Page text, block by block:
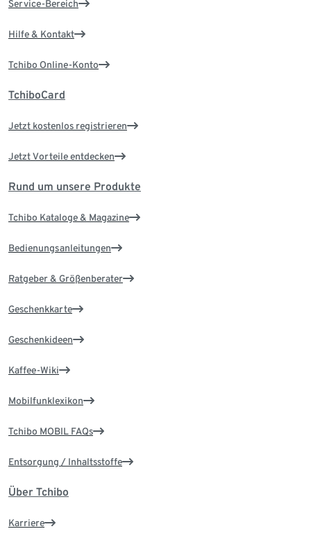
Service-Bereich
Hilfe & Kontakt
Tchibo Online-Konto
TchiboCard
Jetzt kostenlos registrieren
Jetzt Vorteile entdecken
Rund um unsere Produkte
Tchibo Kataloge & Magazine
Bedienungsanleitungen
Ratgeber & Größenberater
Geschenkkarte
Geschenkideen
Kaffee-Wiki
Mobilfunklexikon
Tchibo MOBIL FAQs
Entsorgung / Inhaltsstoffe
Über Tchibo
Karriere